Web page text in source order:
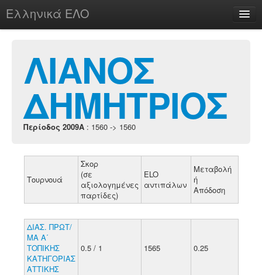
Ελληνικά ΕΛΟ
chesstu.be @ discord
Login
ΛΙΑΝΟΣ
ΔΗΜΗΤΡΙΟΣ
Περίοδος 2009A : 1560 -> 1560
Τουρνουά
Σκορ
(σε
αξιολογημένες
παρτίδες)
ELO
αντιπάλων
Μεταβολή
ή
Απόδοση
ΔΙΑΣ. ΠΡΩΤ/
ΜΑ A΄
ΤΟΠΙΚΗΣ
ΚΑΤΗΓΟΡΙΑΣ
ΑΤΤΙΚΗΣ
0.5 / 1 1565 0.25